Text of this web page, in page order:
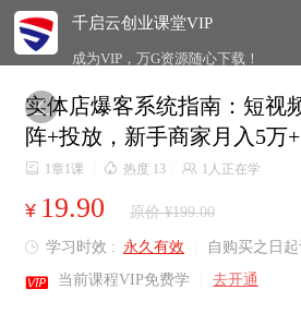
千启云创业课堂VIP
成为VIP，万G资源随心下载！

实体店爆客系统指南：短视
阵+投放，新手商家月入5万+
 1章1课  热度 13  1人正在学
¥ 19.90 原价 ¥199.00
 学习时效 : 永久有效 自购买之日
 当前课程VIP免费学 去开通